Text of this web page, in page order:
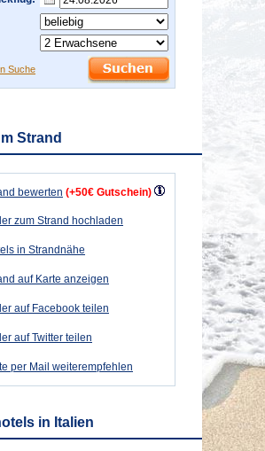
Suche
Strand
bewerten (+50€ Gutschein)
zum Strand hochladen
in Strandnähe
auf Karte anzeigen
auf Facebook teilen
auf Twitter teilen
per Mail weiterempfehlen
in Italien